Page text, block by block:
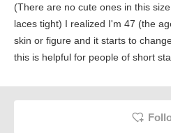
(There are no cute ones in this
laces tight) I realized I'm 47 (the
skin or figure and it starts to
this is helpful for people of short